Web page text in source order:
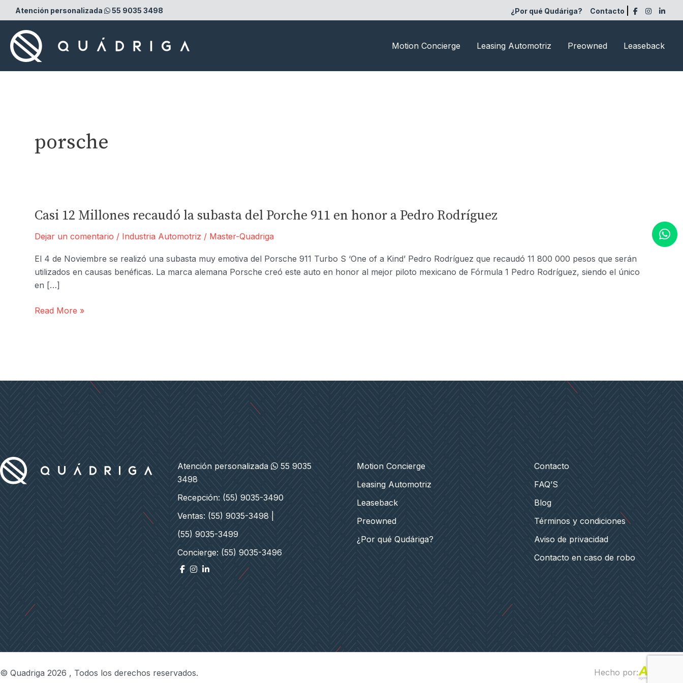
al
contenido
Atención personalizada 55 9035 3498 ¿Por qué Qudáriga? Contacto
Motion Concierge Leasing Automotriz Preowned Leaseback
porsche
Casi 12 Millones recaudó la subasta del Porche 911 en honor a Pedro Rodríguez
Dejar un comentario / Industria Automotriz / Master-Quadriga
El 4 de Noviembre se realizó una subasta muy emotiva del Porsche 911 Turbo S ‘One of a Kind’ Pedro Rodríguez que recaudó 11 800 000 pesos que serán
utilizados en causas benéficas. La marca alemana Porsche creó este auto en honor al mejor piloto mexicano de Fórmula 1 Pedro Rodríguez, siendo el único
en […]
Casi
del
Porche
911
en
honor
a
Pedro
Rodríguez
Read More »
Atención personalizada
55 9035
3498
Recepción: (55) 9035-3490
Ventas: (55) 9035-3498 |
(55) 9035-3499
Concierge: (55) 9035-3496
Motion Concierge
Leasing Automotriz
Leaseback
Preowned
¿Por qué Qudáriga?
Contacto
FAQ’S
Blog
Términos y condiciones
Aviso de privacidad
Contacto en caso de robo
© Quadriga 2026 , Todos los derechos reservados. Hecho por: